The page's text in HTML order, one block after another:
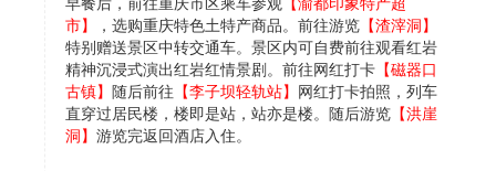
早餐后，前往重庆市区乘车参观 【渝都印象特产超
市】
，选购重庆特色土特产商品。前往游览 【渣滓洞】
特别赠送景区中转交通车。景区内可自费前往观看红岩
精神沉浸式演出红岩红情景剧。前往网红打卡 【磁器口
古镇】
随后前往 【李子坝轻轨站】
网红打卡拍照，列车
直穿过居民楼，楼即是站，站亦是楼。随后游览 【洪崖
洞】 游览完返回酒店入住。